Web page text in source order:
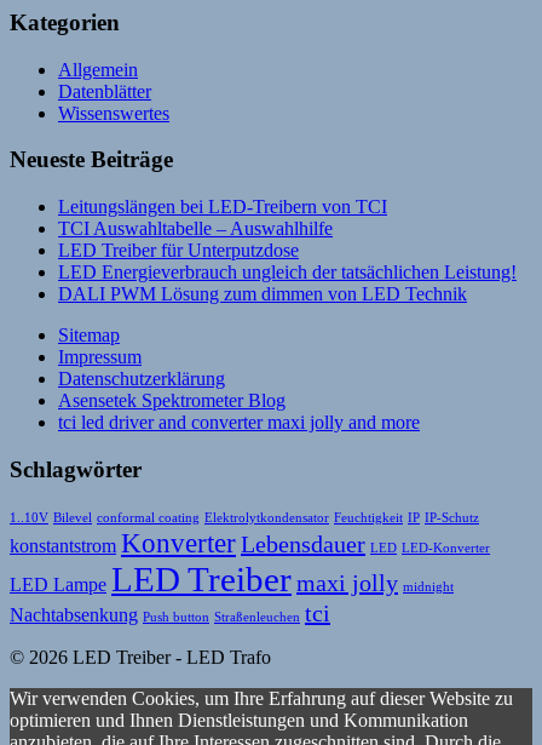
Kategorien
Allgemein
Datenblätter
Wissenswertes
Neueste Beiträge
Leitungslängen bei LED-Treibern von TCI
TCI Auswahltabelle – Auswahlhilfe
LED Treiber für Unterputzdose
LED Energieverbrauch ungleich der tatsächlichen Leistung!
DALI PWM Lösung zum dimmen von LED Technik
Sitemap
Impressum
Datenschutzerklärung
Asensetek Spektrometer Blog
tci led driver and converter maxi jolly and more
Schlagwörter
1..10V Bilevel conformal coating Elektrolytkondensator Feuchtigkeit IP IP-Schutz
konstantstrom KonverterLebensdauer LED LED-Konverter
LED Lampe LED Treibermaxi jolly midnight
Nachtabsenkung Push button Straßenleuchen tci
© 2026 LED Treiber - LED Trafo
Wir verwenden Cookies, um Ihre Erfahrung auf dieser Website zu
optimieren und Ihnen Dienstleistungen und Kommunikation